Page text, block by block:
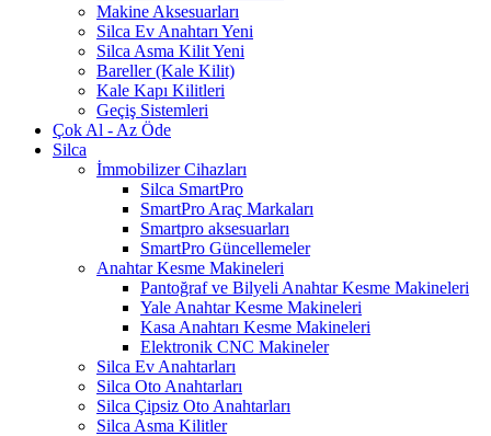
Makine Aksesuarları
Silca Ev Anahtarı Yeni
Silca Asma KilitYeni
Bareller (Kale Kilit)
Kale Kapı Kilitleri
Geçiş Sistemleri
Çok Al - Az Öde
Silca
İmmobilizer Cihazları
Silca SmartPro
SmartPro Araç Markaları
Smartpro aksesuarları
SmartPro Güncellemeler
Anahtar Kesme Makineleri
Pantoğraf ve Bilyeli Anahtar Kesme Makineleri
Yale Anahtar Kesme Makineleri
Kasa Anahtarı Kesme Makineleri
Elektronik CNC Makineler
Silca Ev Anahtarları
Silca Oto Anahtarları
Silca Çipsiz Oto Anahtarları
Silca Asma Kilitler